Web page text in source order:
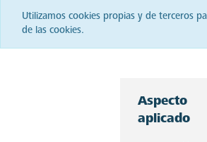
Utilizamos cookies propias y de terceros
de las cookies.
Aspecto
aplicado